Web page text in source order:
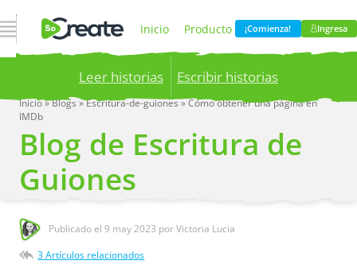
Abrir navegación Inicio Producto
Precios Blog
Compania
¡Comienza! Ingresa
Leer historias Escribir historias
Publish your stories to a global audience.
now!
Inicio»Blogs»Escritura-de-guiones»Cómo obtener una página en
IMDb
Blog de Escritura de
Guiones
Publicado el9 may 2023 por Victoria Lucia
3 Artículos relacionados